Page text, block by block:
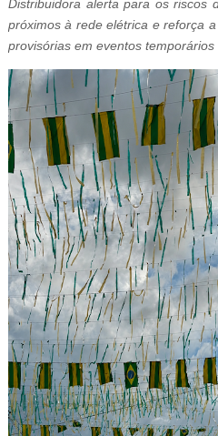
Distribuidora alerta para os riscos
próximos à rede elétrica e reforça
provisórias em eventos temporários